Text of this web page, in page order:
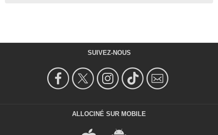
SUIVEZ-NOUS
ALLOCINÉ SUR MOBILE